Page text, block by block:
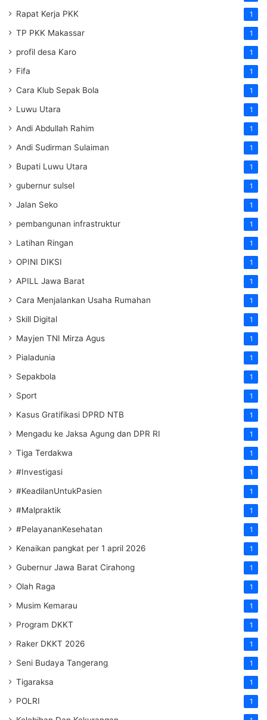
Rapat Kerja PKK 1
TP PKK Makassar 1
profil desa Karo 1
Fifa 1
Cara Klub Sepak Bola 1
Luwu Utara 1
Andi Abdullah Rahim 1
Andi Sudirman Sulaiman 1
Bupati Luwu Utara 1
gubernur sulsel 1
Jalan Seko 1
pembangunan infrastruktur 1
Latihan Ringan 1
OPINI DIKSI 1
APILL Jawa Barat 1
Cara Menjalankan Usaha Rumahan 1
Skill Digital 1
Mayjen TNI Mirza Agus 1
Pialadunia 1
Sepakbola 1
Sport 1
Kasus Gratifikasi DPRD NTB 1
Mengadu ke Jaksa Agung dan DPR RI 1
Tiga Terdakwa 1
#Investigasi 1
#KeadilanUntukPasien 1
#Malpraktik 1
#PelayananKesehatan 1
Kenaikan pangkat per 1 april 2026 1
Gubernur Jawa Barat Cirahong 1
Olah Raga 1
Musim Kemarau 1
Program DKKT 1
Raker DKKT 2026 1
Seni Budaya Tangerang 1
Tigaraksa 1
POLRI 1